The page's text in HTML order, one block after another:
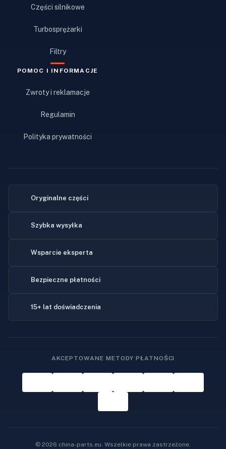
Części silnikowe
Turbosprężarki
Filtry
POMOC I INFORMACJE
Zwroty i reklamacje
Regulamin
Polityka prywatności
Oryginalne części
Szybka wysyłka
Wsparcie eksperta
Bezpieczne płatności
15+ lat doświadczenia
AKCEPTOWANE METODY PŁATNOŚCI
© 2026 china-parts.eu. Wszelkie prawa zastrzeżone.